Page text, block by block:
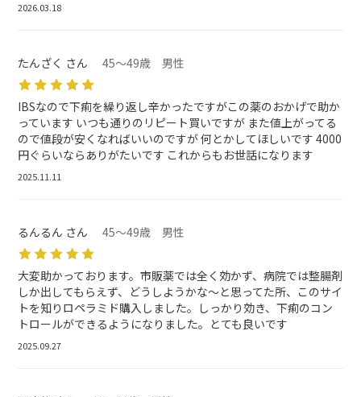
2026.03.18
たんざく さん 45～49歳 男性
IBSなので下痢を繰り返し辛かったですがこの薬のおかげで助か
っています いつも通りのリピート買いですが また値上がってる
ので値段が安くなればいいのですが 何とかしてほしいです 4000
円ぐらいならありがたいです これからもお世話になります
2025.11.11
るんるん さん 45～49歳 男性
大変助かっております。市販薬では全く効かず、病院では整腸剤
しか出してもらえず、どうしようかな～と思ってた所、このサイ
トを知りロペラミド購入しました。しっかり効き、下痢のコン
トロールができるようになりました。とても良いです
2025.09.27